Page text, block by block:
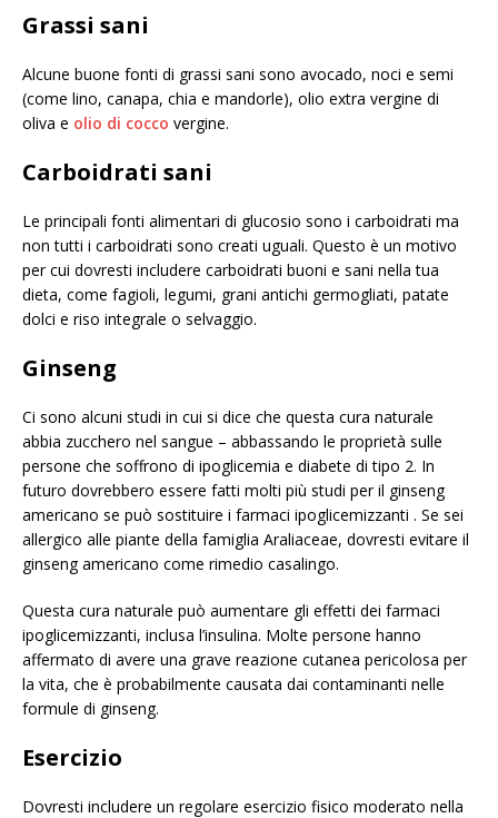
Grassi sani
Alcune buone fonti di grassi sani sono avocado, noci e semi
(come lino, canapa, chia e mandorle), olio extra vergine di
oliva e olio di cocco vergine.
Carboidrati sani
Le principali fonti alimentari di glucosio sono i carboidrati ma
non tutti i carboidrati sono creati uguali. Questo è un motivo
per cui dovresti includere carboidrati buoni e sani nella tua
dieta, come fagioli, legumi, grani antichi germogliati, patate
dolci e riso integrale o selvaggio.
Ginseng
Ci sono alcuni studi in cui si dice che questa cura naturale
abbia zucchero nel sangue – abbassando le proprietà sulle
persone che soffrono di ipoglicemia e diabete di tipo 2. In
futuro dovrebbero essere fatti molti più studi per il ginseng
americano se può sostituire i farmaci ipoglicemizzanti . Se sei
allergico alle piante della famiglia Araliaceae, dovresti evitare il
ginseng americano come rimedio casalingo.
Questa cura naturale può aumentare gli effetti dei farmaci
ipoglicemizzanti, inclusa l’insulina. Molte persone hanno
affermato di avere una grave reazione cutanea pericolosa per
la vita, che è probabilmente causata dai contaminanti nelle
formule di ginseng.
Esercizio
Dovresti includere un regolare esercizio fisico moderato nella